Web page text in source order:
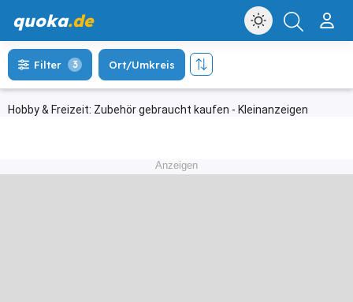
quoka.de
Hobby & Freizeit: Zubehör gebraucht kaufen - Kleinanzeigen
Filter 3 Ort/Umkreis
Anzeigen